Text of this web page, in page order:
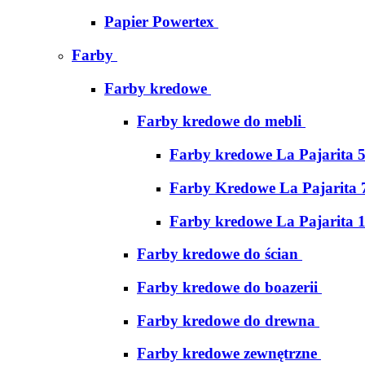
Papier Powertex
Farby
Farby kredowe
Farby kredowe do mebli
Farby kredowe La Pajarita
Farby Kredowe La Pajarita
Farby kredowe La Pajarita
Farby kredowe do ścian
Farby kredowe do boazerii
Farby kredowe do drewna
Farby kredowe zewnętrzne